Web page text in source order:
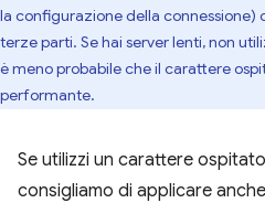
la configurazione della connessione)
terze parti. Se hai server lenti, non
è meno probabile che il carattere
performante.
Se utilizzi un carattere
consigliamo di applicare